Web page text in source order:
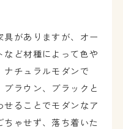
がありますが、オー
など材種によって色や
ナチュラルモダンで
ラウン、ブラックと
せることでモダンなア
ゃせず、落ち着いた